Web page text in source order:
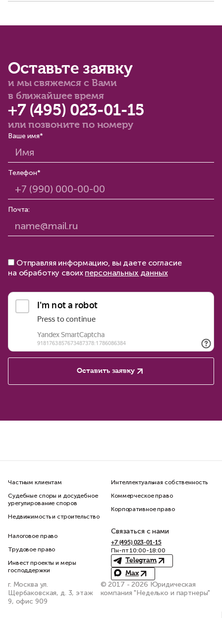
Оставьте заявку
и мы свяжемся с Вами
в ближайшее время
+7 (495) 023-01-15
или позвоните по номеру
Ваше имя*
Телефон*
Почта:
Отправляя информацию, вы даете согласие
на обработку своих персональных данных
Оставить заявку
Частным клиентам
Судебные споры и досудебное
урегулирование споров
Недвижимость и строительство
Интеллектуальная собственность
Коммерческое право
Корпоративное право
Налоговое право
Трудовое право
Инвест проекты и меры
господдержки
Связаться с нами
+7 (495) 023-01-15
Пн-пт 10:00-18:00
Telegram
Max
г. Москва ул.
Щербаковская, д. 3, этаж
9, офис 909
© 2017 - 2026 Юридическая
компания "Неделько и партнеры"